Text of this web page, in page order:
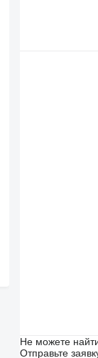
Не можете
Отправьте